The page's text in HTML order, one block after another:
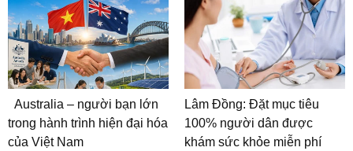
Australia – người bạn lớn
trong hành trình hiện đại hóa
của Việt Nam
Lâm Đồng: Đặt mục tiêu
100% người dân được
khám sức khỏe miễn phí